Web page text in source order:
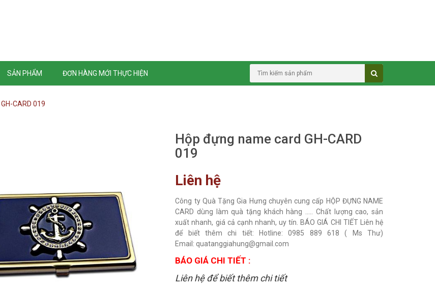
SẢN PHẨM ĐƠN HÀNG MỚI THỰC HIỆN
CARD 019
Hộp đựng name card GH-CARD
019
Liên hệ
Công ty Quà Tặng Gia Hưng chuyên cung cấp HỘP ĐỰNG NAME
CARD dùng làm quà tặng khách hàng ..... Chất lượng cao, sản
xuất nhanh, giá cả cạnh nhanh, uy tín. BÁO GIÁ CHI TIẾT Liên hệ
để biết thêm chi tiết: Hotline: 0985 889 618 ( Ms Thư)
Email: quatanggiahung@gmail.com
BÁO GIÁ CHI TIẾT :
Liên hệ để biết thêm chi tiết